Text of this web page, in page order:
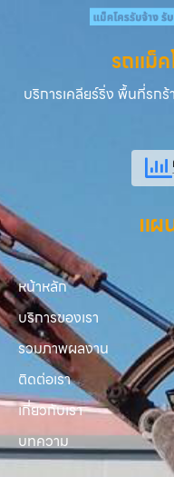
รถแม็
บริการเคลียร์ริ่ง พื้นที่รก
แผ
หน้าหลัก
บริการของเรา
รวมภาพผลงาน
ติดต่อเรา
เกี่ยวกับเรา
บทความ